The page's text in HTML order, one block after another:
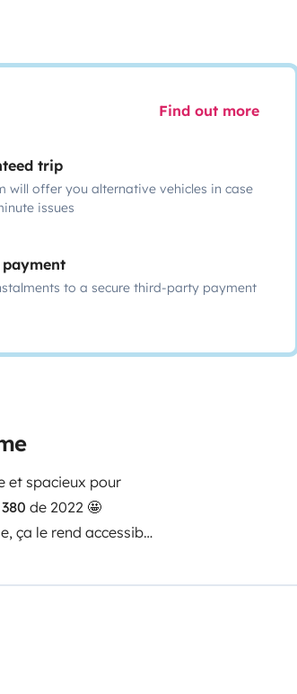
Find out more
trip
will offer you alternative vehicles in case
issues
payment
to a secure third-party payment
et spacieux pour
de 2022 🤩
ça le rend accessible
salon 🛋️ trèsspacieux